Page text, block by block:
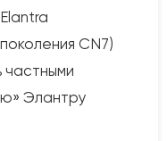
CN7)
частными
Элантру